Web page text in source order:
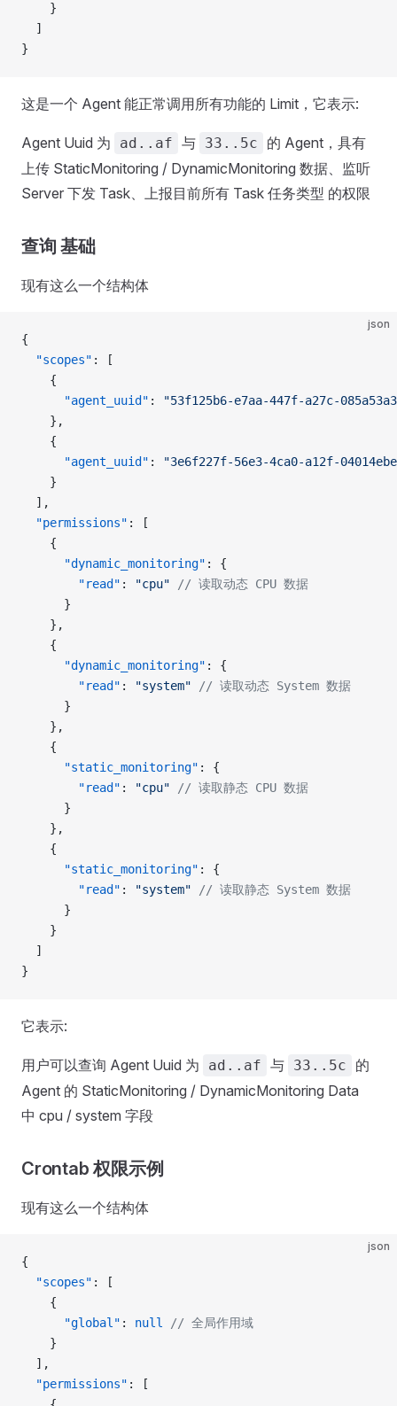
    }
  ]
}
这是一个 Agent 能正常调用所有功能的 Limit，它表示:
Agent Uuid 为 ad..af 与 33..5c
的 Agent，具有
上传 StaticMonitoring / DynamicMonitoring 数据、监听
Server 下发 Task、上报目前所有 Task 任务类型 的权限
查询 基础
现有这么一个结构体
json
{
  "scopes"
: [
    {
      "agent_uuid"
:
"53f125b6-e7aa-447f-a27c-
    },
    {
      "agent_uuid"
:
"3e6f227f-56e3-4ca0-a12f-
    }
  ],
  "permissions"
: [
    {
      "dynamic_monitoring"
: {
        "read"
: "cpu" // 读取动态 CPU 数据
      }
    },
    {
      "dynamic_monitoring"
: {
        "read"
: "system" // 读取动态 System 数据
      }
    },
    {
      "static_monitoring"
: {
        "read"
: "cpu" // 读取静态 CPU 数据
      }
    },
    {
      "static_monitoring"
: {
        "read"
: "system" // 读取静态 System 数据
      }
    }
  ]
}
它表示:
用户可以查询 Agent Uuid 为 ad..af 与 33..5c
的
Agent 的 StaticMonitoring / DynamicMonitoring Data
中 cpu / system 字段
Crontab 权限示例
现有这么一个结构体
json
{
  "scopes"
: [
    {
      "global"
: null
// 全局作用域
    }
  ],
  "permissions"
: [